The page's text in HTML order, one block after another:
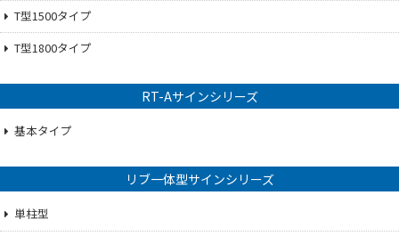
T型1500タイプ
T型1800タイプ
RT-Aサインシリーズ
基本タイプ
リブ一体型サインシリーズ
単柱型